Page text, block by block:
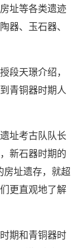
址等各类遗迹
器、玉石器、
天璟介绍，
青铜器时期人
址考古队队长
新石器时期的
房址遗存，就超
更直观地了解
期和青铜器时